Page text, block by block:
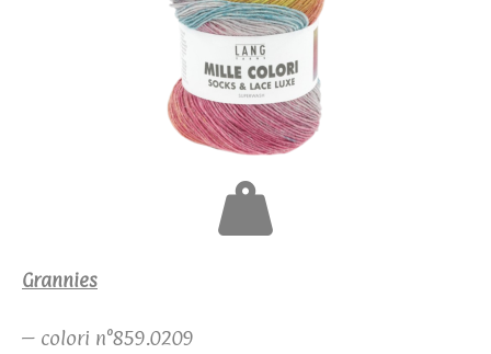
Grannies
– colori n°859.0209